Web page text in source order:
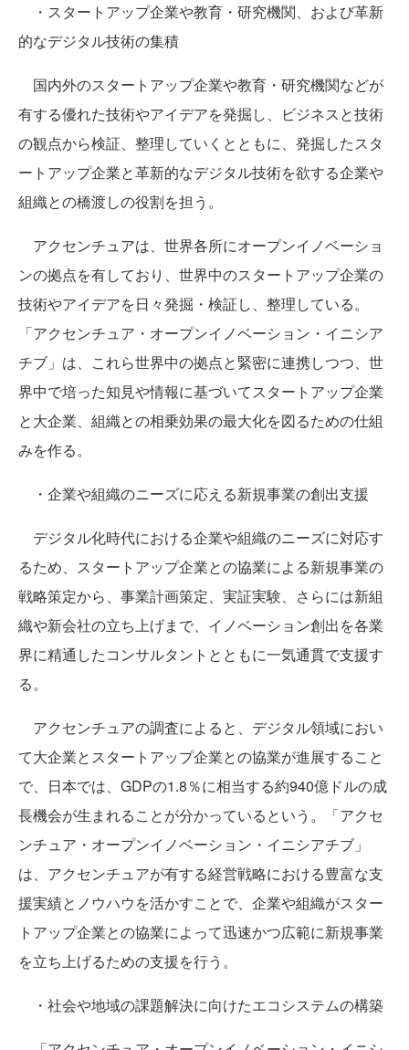
・スタートアップ企業や教育・研究機関、および革新
的なデジタル技術の集積
国内外のスタートアップ企業や教育・研究機関などが
有する優れた技術やアイデアを発掘し、ビジネスと技術
の観点から検証、整理していくとともに、発掘したスタ
ートアップ企業と革新的なデジタル技術を欲する企業や
組織との橋渡しの役割を担う。
アクセンチュアは、世界各所にオープンイノベーショ
ンの拠点を有しており、世界中のスタートアップ企業の
技術やアイデアを日々発掘・検証し、整理している。
「アクセンチュア・オープンイノベーション・イニシア
チブ」は、これら世界中の拠点と緊密に連携しつつ、世
界中で培った知見や情報に基づいてスタートアップ企業
と大企業、組織との相乗効果の最大化を図るための仕組
みを作る。
・企業や組織のニーズに応える新規事業の創出支援
デジタル化時代における企業や組織のニーズに対応す
るため、スタートアップ企業との協業による新規事業の
戦略策定から、事業計画策定、実証実験、さらには新組
織や新会社の立ち上げまで、イノベーション創出を各業
界に精通したコンサルタントとともに一気通貫で支援す
る。
アクセンチュアの調査によると、デジタル領域におい
て大企業とスタートアップ企業との協業が進展すること
で、日本では、GDPの1.8％に相当する約940億ドルの成
長機会が生まれることが分かっているという。「アクセ
ンチュア・オープンイノベーション・イニシアチブ」
は、アクセンチュアが有する経営戦略における豊富な支
援実績とノウハウを活かすことで、企業や組織がスター
トアップ企業との協業によって迅速かつ広範に新規事業
を立ち上げるための支援を行う。
・社会や地域の課題解決に向けたエコシステムの構築